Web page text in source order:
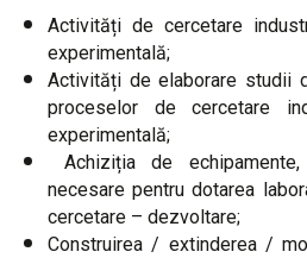
Activități de cercetare
experimentală;
Activități de elaborare studii
proceselor de cercetare
experimentală;
Achiziția de
necesare pentru dotarea
cercetare – dezvoltare;
Construirea / extinderea /